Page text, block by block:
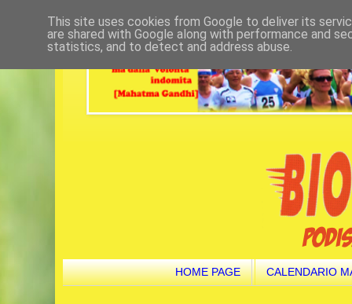
HOME PAGE CALENDARIO
This site uses cookies from Google to deliver its
are shared with Google along with performance and
statistics, and to detect and address abuse.